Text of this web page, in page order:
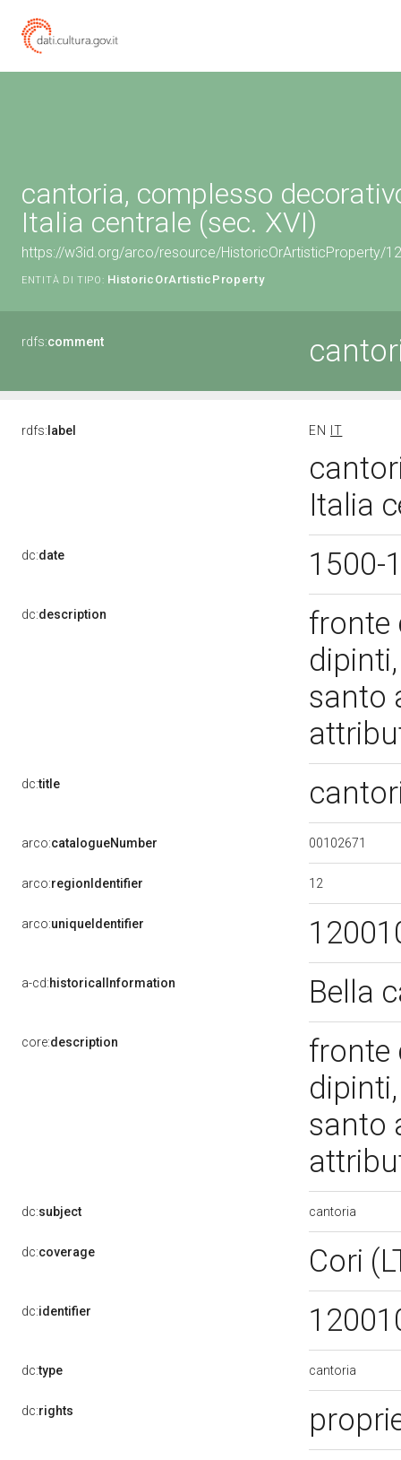
cantoria, complesso
Italia centrale (sec. XVI)
https://w3id.org/arco/resource/HistoricOrArtisticProperty/
ENTITÀ DI TIPO: HistoricOrArtisticProperty
rdfs:comment
rdfs: label EN IT
Italia
dc:date 1500-
dc:description
fronte
santo
dc:title
arco:catalogueNumber 00102671
arco:regionIdentifier 12
arco:uniqueIdentifier
a-cd:historicalInformation Bella
core:description
fronte
santo
dc:subject cantoria
dc:coverage Cori
dc:identifier
dc:type cantoria
dc:rights